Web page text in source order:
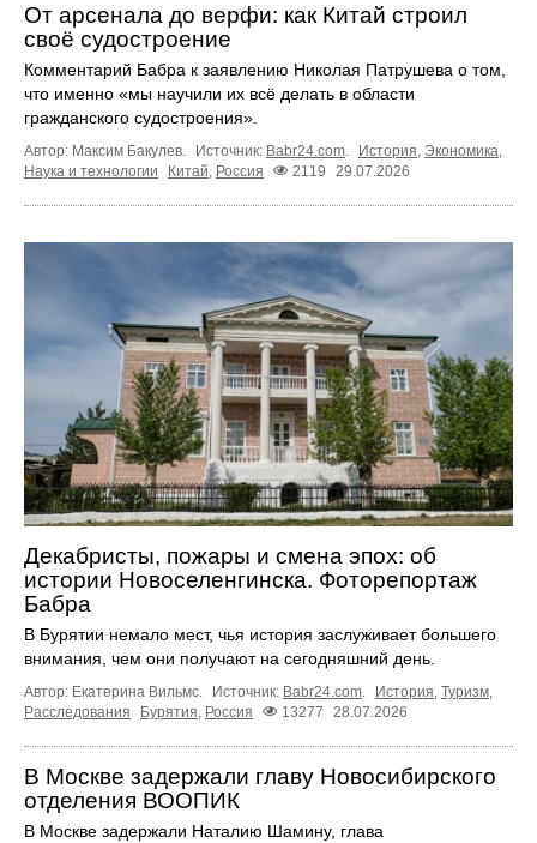
От арсенала до верфи: как Китай строил
своё судостроение
Комментарий Бабра к заявлению Николая Патрушева о том,
что именно «мы научили их всё делать в области
гражданского судостроения».
Автор: Максим Бакулев. Источник: Babr24.com. История, Экономика,
Наука и технологии
Китай, Россия 2119 29.07.2026
Декабристы, пожары и смена эпох: об
истории Новоселенгинска. Фоторепортаж
Бабра
В Бурятии немало мест, чья история заслуживает большего
внимания, чем они получают на сегодняшний день.
Автор: Екатерина Вильмс. Источник: Babr24.com История Туризм
Расследования
Бурятия Россия 13277 28.07.2026
В Москве задержали главу Новосибирского
отделения ВООПИК
В Москве задержали Наталию Шамину, глава